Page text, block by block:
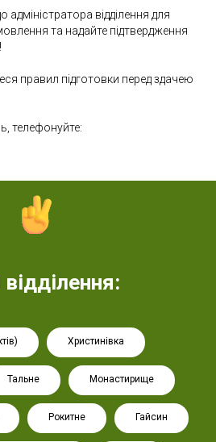
адміністратора відділення для
та надайте підтвердження
правил підготовки перед здачею
телефонуйте:
Христинівка
Тальне Монастирище
Рокитне Гайсин